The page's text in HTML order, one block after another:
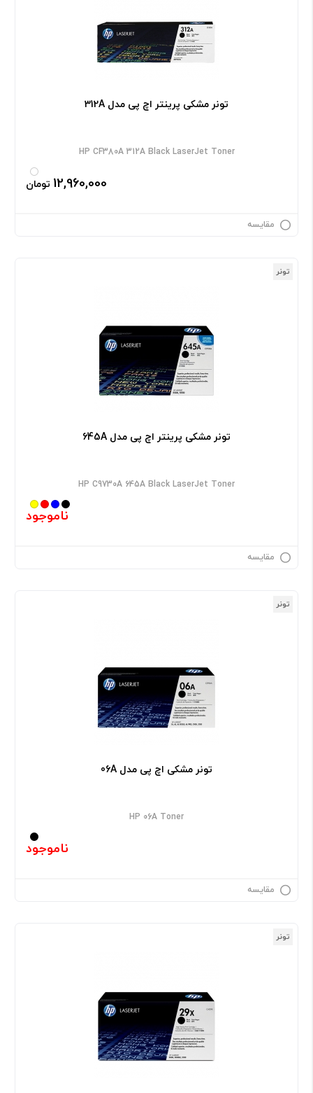
تونر مشکی پرینتر اچ پی مدل 312A
HP CF380A 312A Black LaserJet Toner
12,960,000 تومان
مقایسه
تونر
تونر مشکی پرینتر اچ پی مدل 645A
HP C9730A 645A Black LaserJet Toner
ناموجود
مقایسه
تونر
تونر مشکی اچ پی مدل 06A
HP 06A Toner
ناموجود
مقایسه
تونر